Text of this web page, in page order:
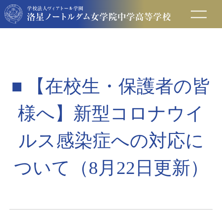
保護者の方へ
卒業生の方へ
入試情報
アクセス
■ 【在校生・保護者の皆
様へ】新型コロナウイ
ルス感染症への対応に
ついて（8月22日更新）